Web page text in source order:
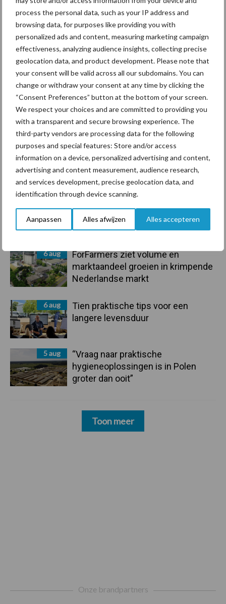
process the personal data, such as your IP address and
browsing data, for purposes like providing you with
personalized ads and content, measuring marketing campaign
effectiveness, analyzing audience insights, collecting precise
geolocation data, and product development. Please note that
your consent will be valid across all our subdomains. You can
change or withdraw your consent at any time by clicking the
“Consent Preferences” button at the bottom of your screen.
We respect your choices and are committed to providing you
with a transparent and secure browsing experience. The
third-party vendors are processing data for the following
purposes and special features: Store and/or access
information on a device, personalized advertising and content,
advertising and content measurement, audience research,
and services development, precise geolocation data, and
identification through device scanning.
Aanpassen Alles afwijzen Alles accepteren
Primaire
Sidebar
Recent nieuws Partner nieuws
7 aug
Grondstoffenmarkt blijft grillig:
droogte en geopolitiek houden
handel in de greep
onderschatte risicofactor voor
mastitis
6 aug
ForFarmers ziet volume en
marktaandeel groeien in krimpende
Nederlandse markt
6 aug
Tien praktische tips voor een
langere levensduur
5 aug
“Vraag naar praktische
hygieneoplossingen is in Polen
groter dan ooit”
Toon meer
Mastitis Hittestress
Toon meer
Onze brandpartners